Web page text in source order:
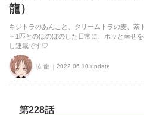
龍）
キジトラのあんこと、クリームトラの麦、茶
＋1匹とのほのぼのした日常に、ホッと幸せ
し連載です♡
暁 龍 2022.06.10 update
第228話